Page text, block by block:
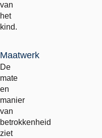
van
het
kind.
Maatwerk
De
mate
en
manier
van
betrokkenheid
ziet